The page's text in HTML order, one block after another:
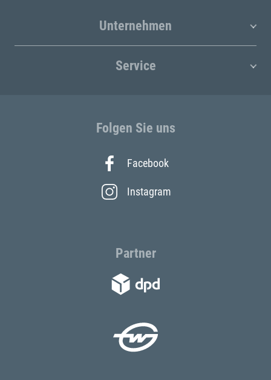
Unternehmen
Service
Folgen Sie uns
Facebook
Instagram
Partner